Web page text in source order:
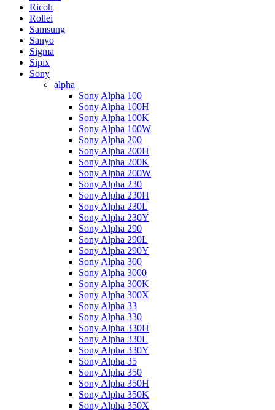
Ricoh
Rollei
Samsung
Sanyo
Sigma
Sipix
Sony
alpha
Sony Alpha 100
Sony Alpha 100H
Sony Alpha 100K
Sony Alpha 100W
Sony Alpha 200
Sony Alpha 200H
Sony Alpha 200K
Sony Alpha 200W
Sony Alpha 230
Sony Alpha 230H
Sony Alpha 230L
Sony Alpha 230Y
Sony Alpha 290
Sony Alpha 290L
Sony Alpha 290Y
Sony Alpha 300
Sony Alpha 3000
Sony Alpha 300K
Sony Alpha 300X
Sony Alpha 33
Sony Alpha 330
Sony Alpha 330H
Sony Alpha 330L
Sony Alpha 330Y
Sony Alpha 35
Sony Alpha 350
Sony Alpha 350H
Sony Alpha 350K
Sony Alpha 350X